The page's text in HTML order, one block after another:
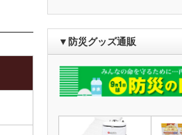
▼防災グッズ通販